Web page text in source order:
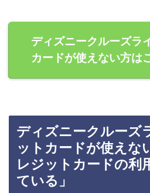
ディズニークルーズラ
カードが使えない方は
ディズニークルーズ
ットカードが使えな
レジットカードの利
ている」